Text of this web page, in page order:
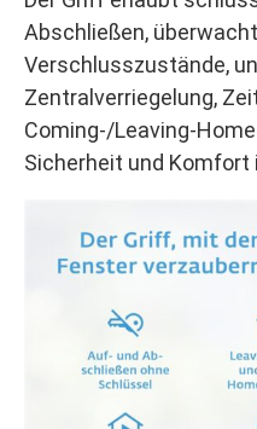
Abschließen,
Verschlusszustände,
Zentralverriegelung,
Coming‑/
Sicherheit und Komfort